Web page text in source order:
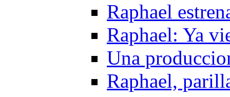
Raphael
Raphael: Ya
Una
Raphael,